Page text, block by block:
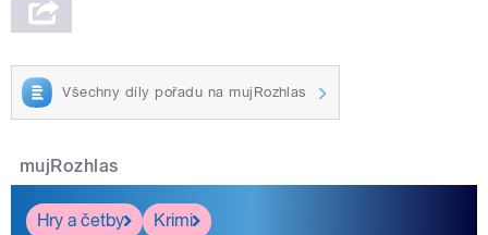
Všechny díly pořadu na mujRozhlas
mujRozhlas
Hry a četby
Krimi